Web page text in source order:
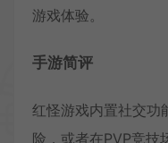
游戏体验。
手游简评
红怪游戏内置社交功
险，或者在PVP竞技